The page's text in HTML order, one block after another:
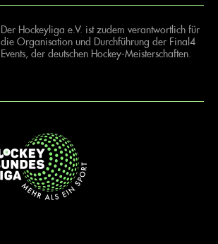
Der Hockeyliga e.V. ist zudem verantwortlich für
die Organisation und Durchführung der Final4
Events, der deutschen Hockey-Meisterschaften.